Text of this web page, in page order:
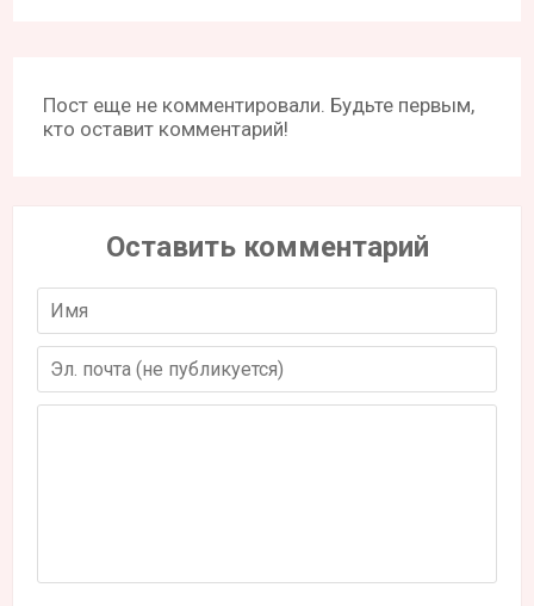
Пост еще не комментировали. Будьте первым,
кто оставит комментарий!
Оставить комментарий